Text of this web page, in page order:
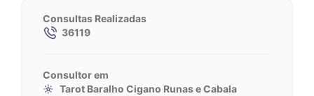
Consultas Realizadas
36119
Consultor em
Tarot Baralho Cigano Runas e Cabala